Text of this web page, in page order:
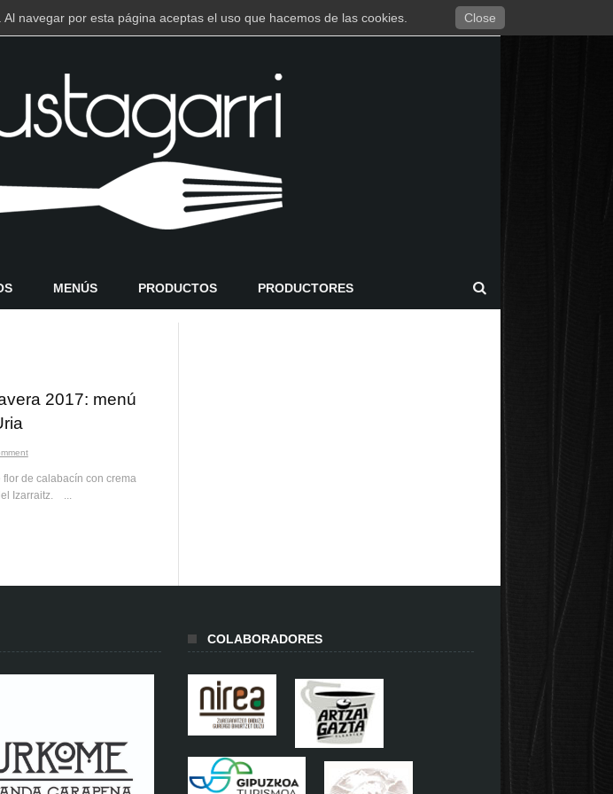
MENÚS PRODUCTOS PRODUCTORES
2017: menú
flor de calabacín con crema
Izarraitz. ...
COLABORADORES
navegar por esta página aceptas el uso que hacemos de las cookies. Close